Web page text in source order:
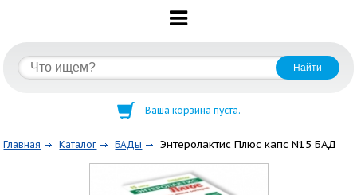
Ваша корзина пуста.
Главная Каталог БАДы Энтеролактис Плюс капс N15 БАД